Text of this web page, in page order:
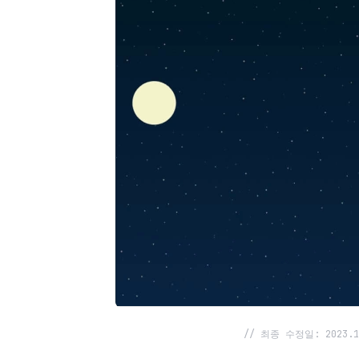
// 최종 수정일: